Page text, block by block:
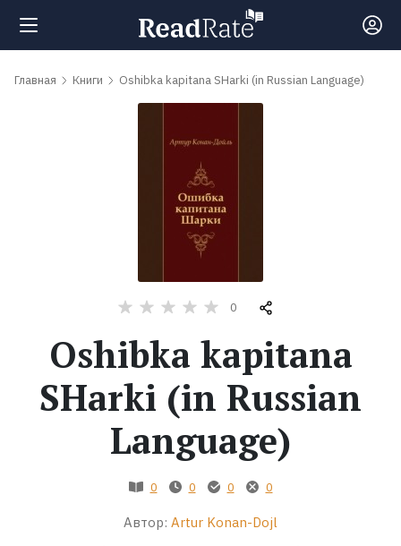
Поиск
книги
Авторы
Главная Книги Oshibka kapitana SHarki (in Russian Language)
0
Oshibka kapitana
SHarki (in Russian
Language)
0 0 0 0
Автор: Artur Konan-Dojl